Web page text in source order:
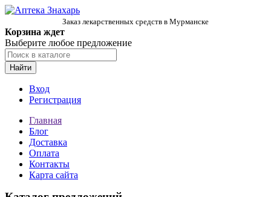
Заказ лекарственных средств в Мурманске
Корзина ждет
Выберите любое предложение
Найти
Вход
Регистрация
Главная
Блог
Доставка
Оплата
Контакты
Карта сайта